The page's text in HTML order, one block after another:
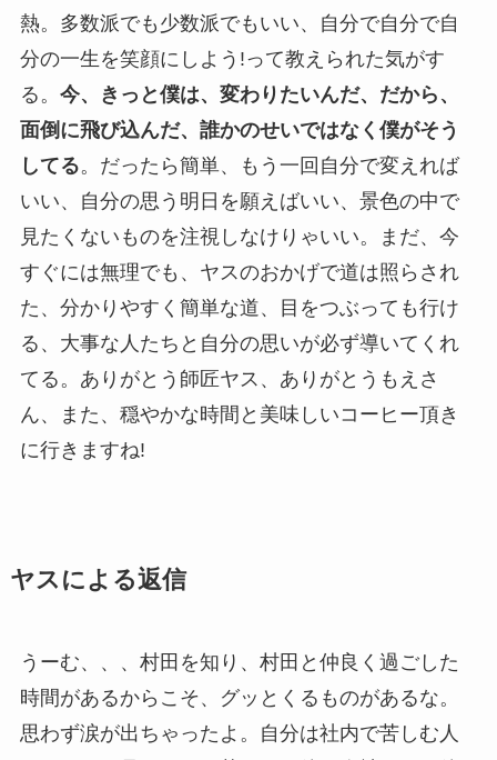
熱。多数派でも少数派でもいい、自分で自分で自
分の一生を笑顔にしよう!って教えられた気がす
る。 今、きっと僕は、変わりたいんだ、だから、
面倒に飛び込んだ、誰かのせいではなく僕がそう
してる。だったら簡単、もう一回自分で変えれば
いい、自分の思う明日を願えばいい、景色の中で
見たくないものを注視しなけりゃいい。まだ、今
すぐには無理でも、ヤスのおかげで道は照らされ
た、分かりやすく簡単な道、目をつぶっても行け
る、大事な人たちと自分の思いが必ず導いてくれ
てる。ありがとう師匠ヤス、ありがとうもえさ
ん、また、穏やかな時間と美味しいコーヒー頂き
に行きますね!
ヤスによる返信
うーむ、、、村田を知り、村田と仲良く過ごした
時間があるからこそ、グッとくるものがあるな。
思わず涙が出ちゃったよ。自分は社内で苦しむ人